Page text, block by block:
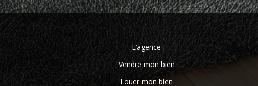
L’agence
Vendre mon bien
Louer mon bien